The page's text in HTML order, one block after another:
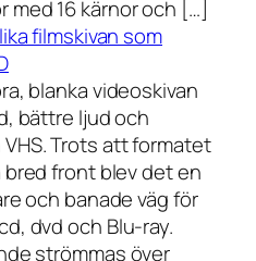
med 16 kärnor och […]
filmskivan som
blanka videoskivan
bättre ljud och
Trots att formatet
front blev det en
och banade väg för
dvd och Blu-ray.
strömmas över